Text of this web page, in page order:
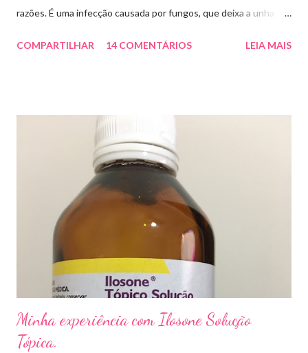
razões. É uma infecção causada por fungos, que deixa a unha
descolar da pele. As causas mais comuns dessas micoses é por
micose de unha é feito com esmaltes antifúngicos ou remédios
orais ,ou para aplicação local receitados pelo dermatologista. O
tempo para tratamento pode variar de 06 meses a um ano. Para
quem prefere tratamentos caseiros , pode aplicar óleo de cravo
duas vezes ao dia. Eu já passei por isso, pelo uso de muito
sapato fechado e apertado . E utilizei o Ciclopirox olamina que é
um agente antifúngico sintético para tratamento dermatológico
COMPARTILHAR 14 COMENTÁRIOS LEIA MAIS
Minha experiência com Ilosone Solução
Tópica.